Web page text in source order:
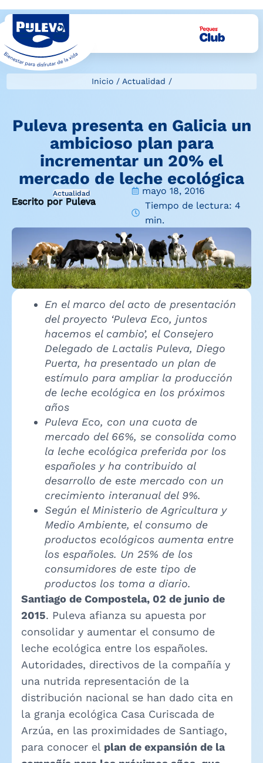
Inicio/ Actualidad /
Puleva presenta en Galicia un
ambicioso plan para
incrementar un 20% el
mercado de leche ecológica
Actualidad
Escrito por Puleva
mayo 18, 2016
Tiempo de lectura: 4
min.
En el marco del acto de presentación
del proyecto ‘Puleva Eco, juntos
hacemos el cambio’, el Consejero
Delegado de Lactalis Puleva, Diego
Puerta, ha presentado un plan de
estímulo para ampliar la producción
de leche ecológica en los próximos
años
Puleva Eco, con una cuota de
mercado del 66%, se consolida como
la leche ecológica preferida por los
españoles y ha contribuido al
desarrollo de este mercado con un
crecimiento interanual del 9%.
Según el Ministerio de Agricultura y
Medio Ambiente, el consumo de
productos ecológicos aumenta entre
los españoles. Un 25% de los
consumidores de este tipo de
productos los toma a diario.
Santiago de Compostela, 02 de junio de
2015. Puleva afianza su apuesta por
consolidar y aumentar el consumo de
leche ecológica entre los españoles.
Autoridades, directivos de la compañía y
una nutrida representación de la
distribución nacional se han dado cita en
la granja ecológica Casa Curiscada de
Arzúa, en las proximidades de Santiago,
para conocer el plan de expansión de la